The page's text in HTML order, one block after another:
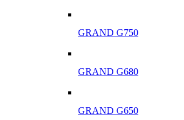
GRAND G750
GRAND G680
GRAND G650